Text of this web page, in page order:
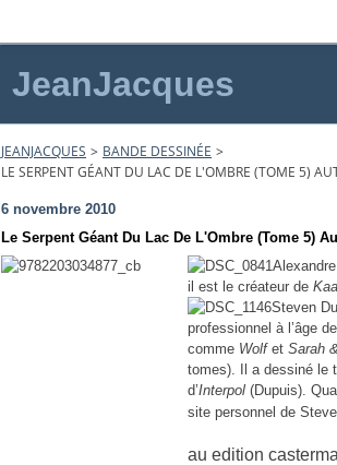
JeanJacques
JEANJACQUES > BANDE DESSINÉE >
LE SERPENT GÉANT DU LAC DE L'OMBRE (TOME 5)
6 novembre 2010
Le Serpent Géant Du Lac De L'Ombre (Tome 5)
il est le créateur de
Steven
professionnel à l’âge
comme Wolfet Sarah
tomes). Il a dessiné le
d’Interpol (Dupuis).
site personnel de
au edition